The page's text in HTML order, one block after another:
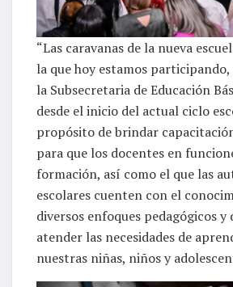
“Las caravanas de la nueva
la que hoy estamos
la Subsecretaria de Educación
desde el inicio del actual ciclo
propósito de brindar
para que los docentes en
formación, así como el que las
escolares cuenten con el
diversos enfoques pedagógicos
atender las necesidades de
nuestras niñas, niños y